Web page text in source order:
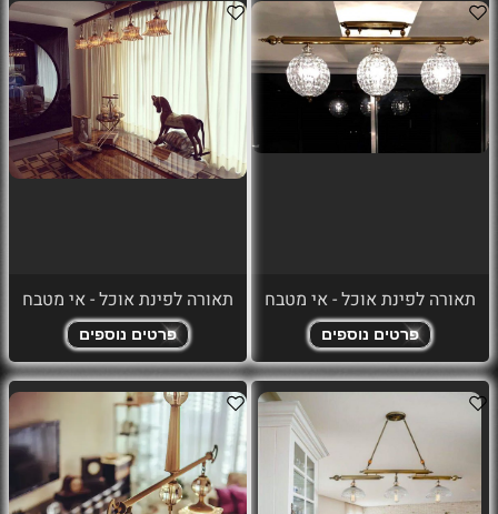
תאורה לפינת אוכל - אי מטבח
פרטים נוספים
תאורה לפינת אוכל - אי מטבח
פרטים נוספים